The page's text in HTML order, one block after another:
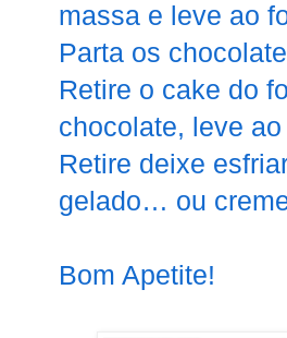
massa e leve ao
Parta os
Retire o cake do
chocolate, leve
Retire deixe
gelado… ou
Bom Apetite!